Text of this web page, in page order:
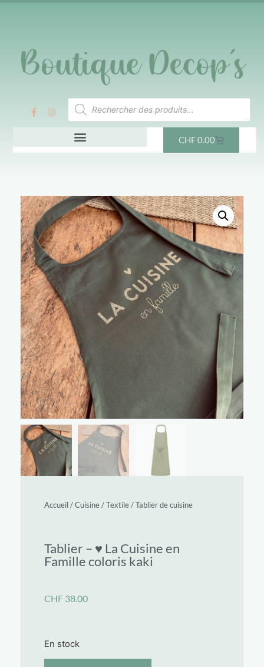
CHF0.00
Accueil/Cuisine/Textile/Tablier de cuisine
Tablier – ♥ La Cuisine en
Famille coloris kaki
CHF 38.00
En stock